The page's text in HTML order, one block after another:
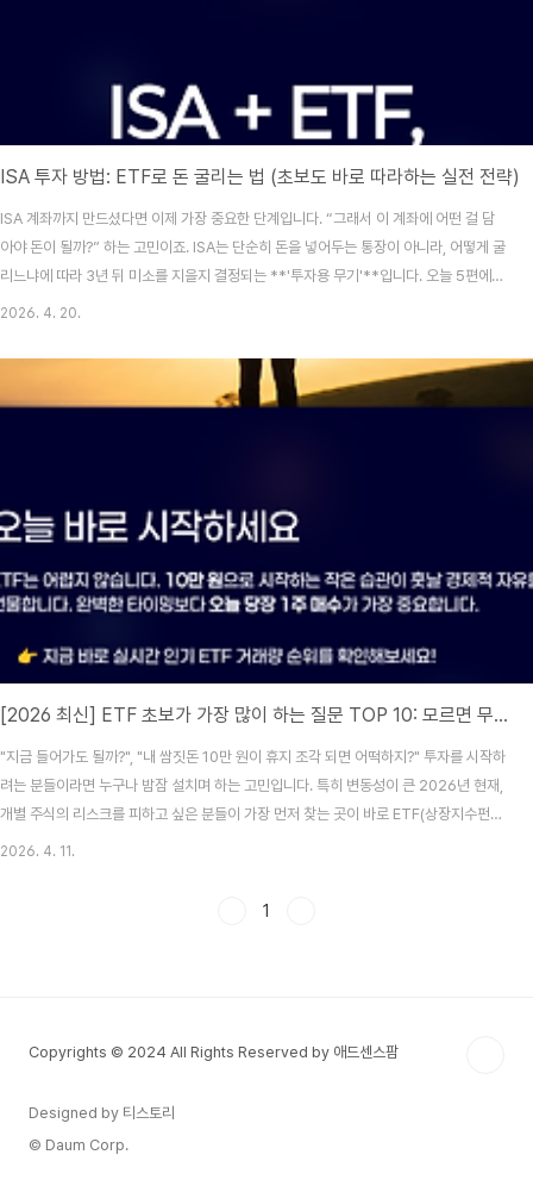
ISA 투자 방법: ETF로 돈 굴리는 법 (초보도 바로 따라하는 실전 전략)
ISA 계좌까지 만드셨다면 이제 가장 중요한 단계입니다. “그래서 이 계좌에 어떤 걸 담
아야 돈이 될까?” 하는 고민이죠. ISA는 단순히 돈을 넣어두는 통장이 아니라, 어떻게 굴
리느냐에 따라 3년 뒤 미소를 지을지 결정되는 **'투자용 무기'**입니다. 오늘 5편에서
는 초보자가 실패 없이 ISA를 활용해 자산을 불리는 ETF 실전 전략을 공개합니다.목차
것!)2026년 초보자 추천 ISA ETF 포트폴리오절대 하면 안 되는 투자 실수 3가지ISA
시리즈 총정리 및 성공 전략1. 왜 ISA에서는 ETF가 정답일까?결론부터 말씀드리면,
2026. 4. 20.
[2026 최신] ETF 초보가 가장 많이 하는 질문 TOP 10: 모르면 무조건 손해보는 입문 가이드
"지금 들어가도 될까?", "내 쌈짓돈 10만 원이 휴지 조각 되면 어떡하지?" 투자를 시작하
려는 분들이라면 누구나 밤잠 설치며 하는 고민입니다. 특히 변동성이 큰 2026년 현재,
개별 주식의 리스크를 피하고 싶은 분들이 가장 먼저 찾는 곳이 바로 ETF(상장지수펀
드) 시장입니다.하지만 제대로 알지 못하고 남들 따라 시작했다가는 좋은 도구를 두고도
러분의 불안감을 확신으로 바꿔줄 완벽한 가이드를 준비했습니다.목차ETF 입문자를 위
2026. 4. 11.
1
Copyrights © 2024 All Rights Reserved by 애드센스팜
Designed by 티스토리
© Daum Corp.